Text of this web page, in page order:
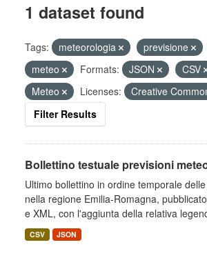
1 dataset found
Tags: meteorologia previsione
meteo
Formats: JSON CSV
Meteo
Licenses:
Creative
Filter Results
Bollettino testuale previsioni
Ultimo bollettino in ordine temporale
nella regione Emilia-Romagna,
e XML, con l'aggiunta della relativa
CSV JSON